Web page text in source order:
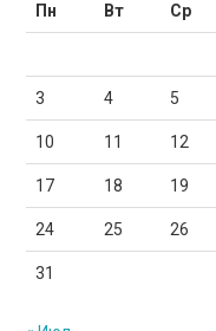
Пн
Вт Ср
3 4 5
10 11 12
17 18 19
24 25 26
31